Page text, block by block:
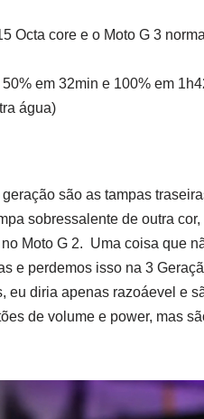
Octa core e o Moto G 3
em 32min e 100% em
água)
são as tampas
sobressalente de outra
Moto G 2. Uma coisa que
e perdemos isso na 3
eu diria apenas razoáevel e
de volume e power, mas